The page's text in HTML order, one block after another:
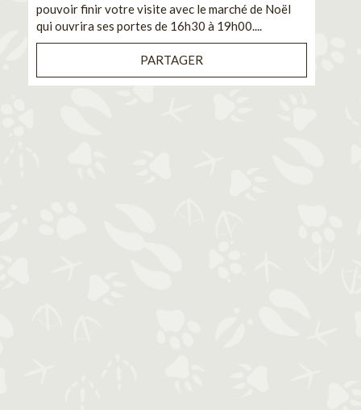
pouvoir finir votre visite avec le marché de Noël
qui ouvrira ses portes de 16h30 à 19h00....
PARTAGER